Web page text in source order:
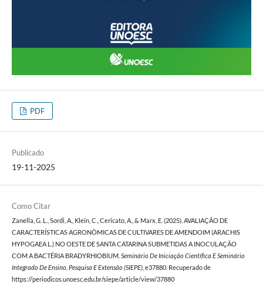
PDF
Publicado
19-11-2025
Como Citar
Zanella, G. L., Sordi, A., Klein, C., Cericato, A., & Marx, E. (2025). AVALIAÇÃO DE
CARACTERÍSTICAS AGRONÔMICAS DE CULTIVARES DE AMENDOIM (ARACHIS
HYPOGAEA L.) NO OESTE DE SANTA CATARINA SUBMETIDAS A INOCULAÇÃO
COM A BACTÉRIA BRADYRHIOBIUM. Seminário De Iniciação Científica E Seminário
Integrado De Ensino, Pesquisa E Extensão (SIEPE), e37880. Recuperado de
https://periodicos.unoesc.edu.br/siepe/article/view/37880